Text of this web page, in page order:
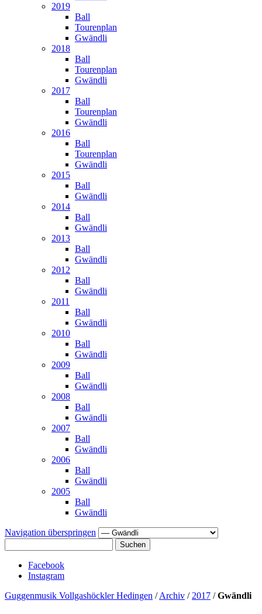
2019
Ball
Tourenplan
Gwändli
2018
Ball
Tourenplan
Gwändli
2017
Ball
Tourenplan
Gwändli
2016
Ball
Tourenplan
Gwändli
2015
Ball
Gwändli
2014
Ball
Gwändli
2013
Ball
Gwändli
2012
Ball
Gwändli
2011
Ball
Gwändli
2010
Ball
Gwändli
2009
Ball
Gwändli
2008
Ball
Gwändli
2007
Ball
Gwändli
2006
Ball
Gwändli
2005
Ball
Gwändli
Navigation überspringen
Suchen
Facebook
Instagram
Guggenmusik Vollgashöckler Hedingen /Archiv / 2017 /Gwändli